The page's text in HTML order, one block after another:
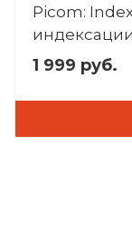
Picom:
индексации
1 999 руб.